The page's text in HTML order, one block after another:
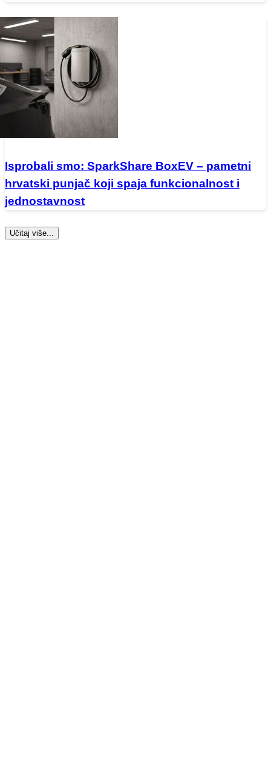
Isprobali smo: SparkShare BoxEV – pametni
hrvatski punjač koji spaja funkcionalnost i
jednostavnost
Učitaj više...